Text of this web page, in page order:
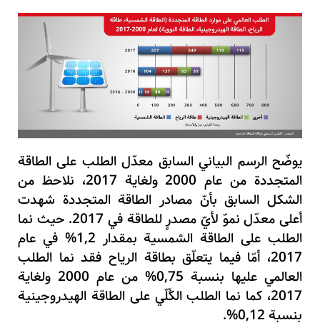
يوضّح الرسم البياني السابق معدّل الطلب على الطاقة
المتجددة من عام 2000ولغاية 2017، نلاحظ من
الشكل السابق بأنّ مصادر الطاقة المتجددة شهدت
أعلى معدّل نموّ لأيّ مصدرٍ للطاقة في 2017. حيث نما
الطلب على الطاقة الشمسية بمقدار
1,2%
في عام
2017، أمّا فيما يتعلّق بطاقة الرياح فقد نما الطلب
العالمي عليها بنسبة
0,75 % من عام 2000 ولغاية
2017، كما نما الطلب الكُلّي على الطاقة الهيدروجينية
بنسبة
0,12%
.